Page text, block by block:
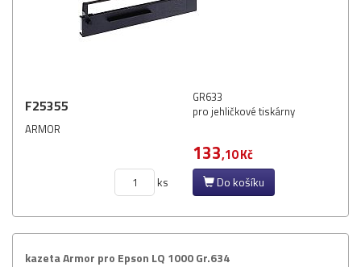
pro kopírovací stroje
Ostatní
Filamenty 3DW
Pásky
Čisticí prostředky
Ostatní
F25355
ARMOR
GR633
pro jehličkové tiskárny
133,10 Kč
ks Do košíku
kazeta Armor pro Epson LQ 1000 Gr.​634